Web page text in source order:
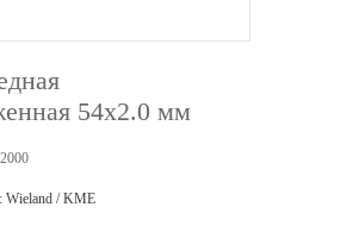
54х2.0 мм
Wieland / KME